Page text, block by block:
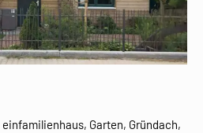
einfamilienhaus, Garten, Gründach,